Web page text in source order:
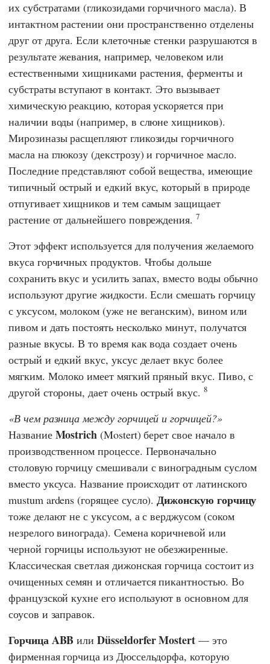
их субстратами (гликозидами горчичного масла). В
интактном растении они пространственно отделены
друг от друга. Если клеточные стенки разрушаются в
результате жевания, например, человеком или
естественными хищниками растения, ферменты и
субстраты вступают в контакт. Это вызывает
химическую реакцию, которая ускоряется при
наличии воды (например, в слюне хищников).
Мирозиназы расщепляют гликозиды горчичного
масла на глюкозу (декстрозу) и горчичное масло.
Последние представляют собой вещества, имеющие
типичный острый и едкий вкус, который в природе
отпугивает хищников и тем самым защищает
растение от дальнейшего повреждения.7
Этот эффект используется для получения желаемого
вкуса горчичных продуктов. Чтобы дольше
сохранить вкус и усилить запах, вместо воды обычно
используют другие жидкости. Если смешать горчицу
с уксусом, молоком (уже не веганским), вином или
пивом и дать постоять несколько минут, получатся
разные вкусы. В то время как вода создает очень
острый и едкий вкус, уксус делает вкус более
мягким. Молоко имеет мягкий пряный вкус. Пиво, с
другой стороны, дает очень острый вкус. 8
В чем разница между горчицей и горчицей?
Название Mostrich (Mostert) берет свое начало в
производственном процессе. Первоначально
столовую горчицу смешивали с виноградным суслом
вместо уксуса. Название происходит от латинского
mustum ardens (горящее сусло). Дижонскую горчицу
тоже делают не с уксусом, а с верджусом (соком
незрелого винограда). Семена коричневой или
черной горчицы используют не обезжиренные.
Классическая светлая дижонская горчица состоит из
очищенных семян и отличается пикантностью. Во
французской кухне его используют в основном для
соусов и заправок.
Горчица ABB илиDüsseldorfer Mostert — это
фирменная горчица из Дюссельдорфа, которую